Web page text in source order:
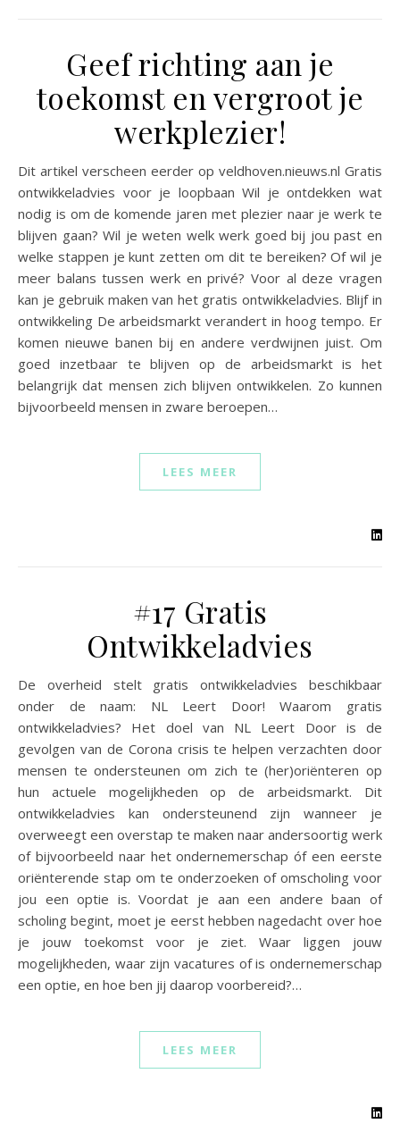
Geef richting aan je
toekomst en vergroot je
werkplezier!
Dit artikel verscheen eerder op veldhoven.nieuws.nl Gratis
ontwikkeladvies voor je loopbaan Wil je ontdekken wat
nodig is om de komende jaren met plezier naar je werk te
blijven gaan? Wil je weten welk werk goed bij jou past en
welke stappen je kunt zetten om dit te bereiken? Of wil je
meer balans tussen werk en privé? Voor al deze vragen
kan je gebruik maken van het gratis ontwikkeladvies. Blijf in
ontwikkeling De arbeidsmarkt verandert in hoog tempo. Er
komen nieuwe banen bij en andere verdwijnen juist. Om
goed inzetbaar te blijven op de arbeidsmarkt is het
belangrijk dat mensen zich blijven ontwikkelen. Zo kunnen
bijvoorbeeld mensen in zware beroepen…
LEES MEER
#17 Gratis
Ontwikkeladvies
De overheid stelt gratis ontwikkeladvies beschikbaar
onder de naam: NL Leert Door! Waarom gratis
ontwikkeladvies? Het doel van NL Leert Door is de
gevolgen van de Corona crisis te helpen verzachten door
mensen te ondersteunen om zich te (her)oriënteren op
hun actuele mogelijkheden op de arbeidsmarkt. Dit
ontwikkeladvies kan ondersteunend zijn wanneer je
overweegt een overstap te maken naar andersoortig werk
of bijvoorbeeld naar het ondernemerschap óf een eerste
oriënterende stap om te onderzoeken of omscholing voor
jou een optie is. Voordat je aan een andere baan of
scholing begint, moet je eerst hebben nagedacht over hoe
je jouw toekomst voor je ziet. Waar liggen jouw
mogelijkheden, waar zijn vacatures of is ondernemerschap
een optie, en hoe ben jij daarop voorbereid?…
LEES MEER